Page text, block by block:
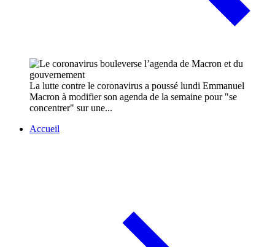
La lutte contre le coronavirus a poussé lundi Emmanuel
Macron à modifier son agenda de la semaine pour "se
concentrer" sur une...
Accueil